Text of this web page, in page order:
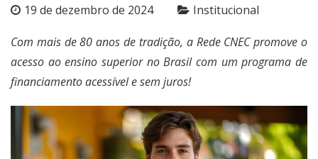
19 de dezembro de 2024 Institucional
Com mais de 80 anos de tradição, a Rede CNEC promove o
acesso ao ensino superior no Brasil com um programa de
financiamento acessível e sem juros!